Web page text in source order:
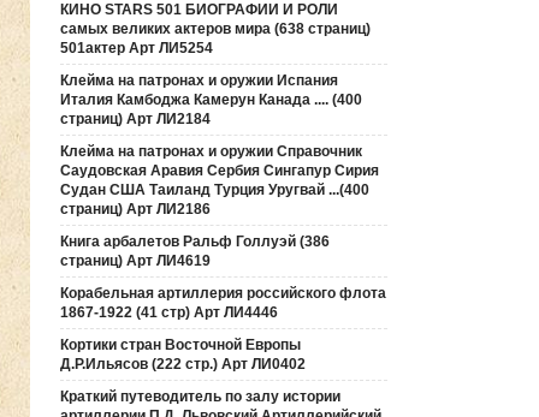
КИНО STARS 501 БИОГРАФИИ И РОЛИ
самых великих актеров мира (638 страниц)
501актер Арт ЛИ5254
Клейма на патронах и оружии Испания
Италия Камбоджа Камерун Канада .... (400
страниц) Арт ЛИ2184
Клейма на патронах и оружии Справочник
Саудовская Аравия Сербия Сингапур Сирия
Судан США Таиланд Турция Уругвай ...(400
страниц) Арт ЛИ2186
Книга арбалетов Ральф Голлуэй (386
страниц) Арт ЛИ4619
Корабельная артиллерия российского флота
1867-1922 (41 стр) Арт ЛИ4446
Кортики стран Восточной Европы
Д.Р.Ильясов (222 стр.) Арт ЛИ0402
Краткий путеводитель по залу истории